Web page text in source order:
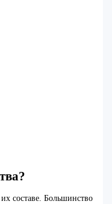
составе. Большинство